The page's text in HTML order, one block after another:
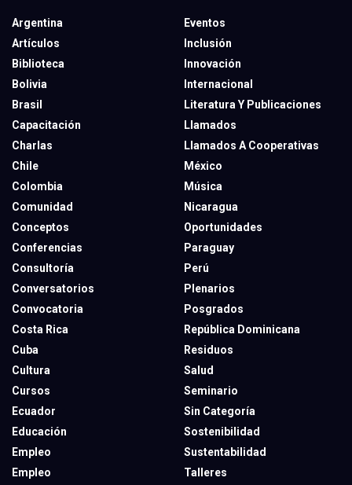
Argentina
Artículos
Biblioteca
Bolivia
Brasil
Capacitación
Charlas
Chile
Colombia
Comunidad
Conceptos
Conferencias
Consultoría
Conversatorios
Convocatoria
Costa Rica
Cuba
Cultura
Cursos
Ecuador
Educación
Empleo
Empleo
Eventos
Inclusión
Innovación
Internacional
Literatura Y Publicaciones
Llamados
Llamados A Cooperativas
México
Música
Nicaragua
Oportunidades
Paraguay
Perú
Plenarios
Posgrados
República Dominicana
Residuos
Salud
Seminario
Sin Categoría
Sostenibilidad
Sustentabilidad
Talleres